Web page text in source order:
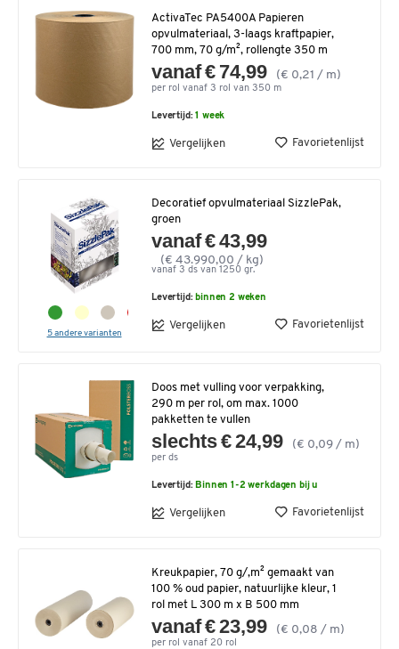
ActivaTec PA5400A Papieren
opvulmateriaal, 3-laags kraftpapier,
700 mm, 70 g/m², rollengte 350 m
vanaf € 74,99 (€ 0,21 / m)
per rol vanaf 3 rol van 350 m
Levertijd:1 week
Vergelijken Favorietenlijst
5 andere varianten
Decoratief opvulmateriaal SizzlePak,
groen
vanaf € 43,99
(€ 43.990,00 / kg)
vanaf 3 ds van 1250 gr.
Levertijd: binnen 2 weken
Vergelijken Favorietenlijst
Doos met vulling voor verpakking,
290 m per rol, om max. 1000
pakketten te vullen
slechts € 24,99 (€ 0,09 / m)
per ds
Levertijd: Binnen 1-2 werkdagen bij u
Vergelijken Favorietenlijst
Kreukpapier, 70 g/,m² gemaakt van
100 % oud papier, natuurlijke kleur, 1
rol met L 300 m x B 500 mm
vanaf € 23,99 (€ 0,08 / m)
per rol vanaf 20 rol